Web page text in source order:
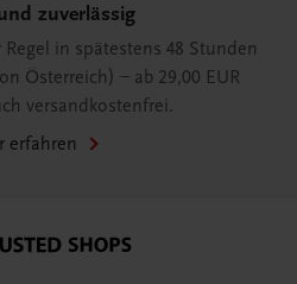
zuverlässig
in spätestens 48 Stunden
Österreich) – ab 29,00 EUR
versandkostenfrei.
erfahren